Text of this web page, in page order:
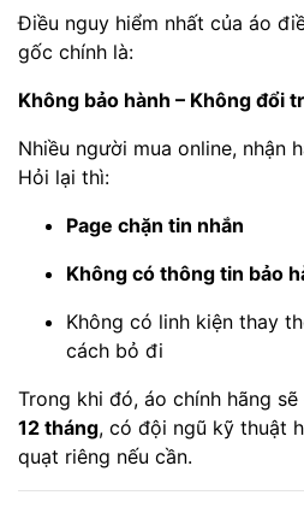
Điều nguy hiểm nhất của áo
gốc chính là:
Không bảo hành – Không đổi
Nhiều người mua online, nhận
Hỏi lại thì:
Page chặn tin nhắn
Không có thông tin bảo
Không có linh kiện thay
cách bỏ đi
Trong khi đó, áo chính hãng sẽ
12 tháng, có đội ngũ kỹ thuật
quạt riêng nếu cần.